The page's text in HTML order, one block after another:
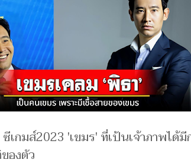
เกมส์2023 'เขมร' ที่เป้นเจ้าภาพได้
องตัว